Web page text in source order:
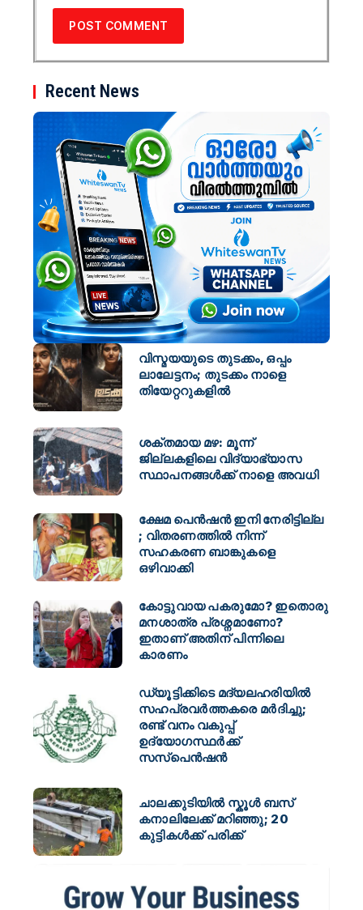
Recent News
വിസ്മയയുടെ തുടക്കം, ഒപ്പം
ലാലേട്ടനം; തുടക്കം നാളെ
തിയേറ്ററുകളിൽ
ശക്തമായ മഴ: മൂന്ന്
ജില്ലകളിലെ വിദ്യാഭ്യാസ
സ്ഥാപനങ്ങള്‍ക്ക് നാളെ അവധി
ക്ഷേമ പെൻഷൻ ഇനി നേരിട്ടില്ല
; വിതരണത്തിൽ നിന്ന്
സഹകരണ ബാങ്കുകളെ
ഒഴിവാക്കി
കോട്ടുവായ പകരുമോ? ഇതൊരു
മനശാത്ര പ്രശ്നമാണോ?
ഇതാണ് അതിന് പിന്നിലെ
കാരണം
ഡ്യൂട്ടിക്കിടെ മദ്യലഹരിയിൽ
സഹപ്രവർത്തകരെ മർദിച്ചു;
രണ്ട് വനം വകുപ്പ്
ഉദ്യോഗസ്ഥർക്ക്
സസ്പെൻഷൻ
ചാലക്കുടിയിൽ സ്കൂൾ ബസ്
കനാലിലേക്ക് മറിഞ്ഞു; 20
കുട്ടികൾക്ക് പരിക്ക്